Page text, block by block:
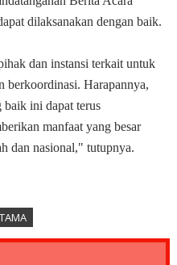
dilaksanakan dengan baik.
dan instansi terkait untuk
berkoordinasi. Harapannya,
baik ini dapat terus
manfaat yang besar
dan nasional," tutupnya.